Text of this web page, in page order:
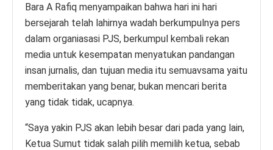
Bara A Rafiq menyampaikan bahwa hari ini hari
bersejarah telah lahirnya wadah berkumpulnya pers
dalam organiasasi PJS, berkumpul kembali rekan
media untuk kesempatan menyatukan pandangan
insan jurnalis, dan tujuan media itu semuavsama yaitu
memberitakan yang benar, bukan mencari berita
yang tidak tidak, ucapnya.
“Saya yakin PJS akan lebih besar dari pada yang lain,
Ketua Sumut tidak salah pilih memilih ketua, sebab